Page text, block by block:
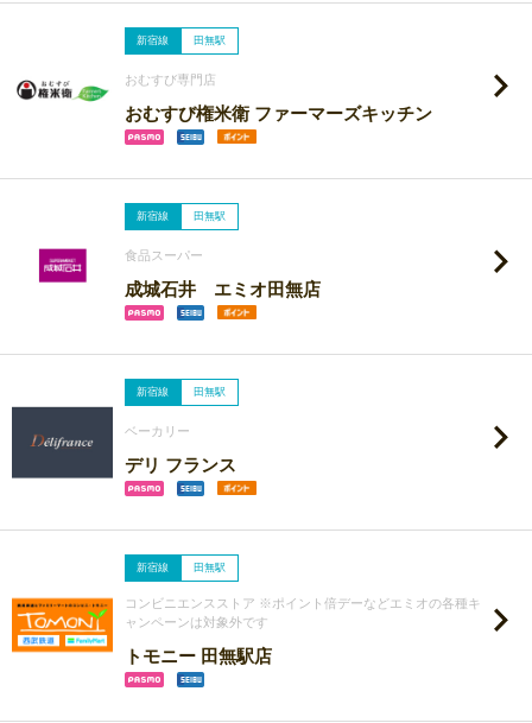
新宿線 田無駅
おむすび専門店
おむすび権米衛 ファーマーズキッチン
新宿線 田無駅
食品スーパー
成城石井 エミオ田無店
新宿線 田無駅
ベーカリー
デリ フランス
新宿線 田無駅
コンビニエンスストア ※ポイント倍デーなどエミオの各種キ
ャンペーンは対象外です
トモニー 田無駅店